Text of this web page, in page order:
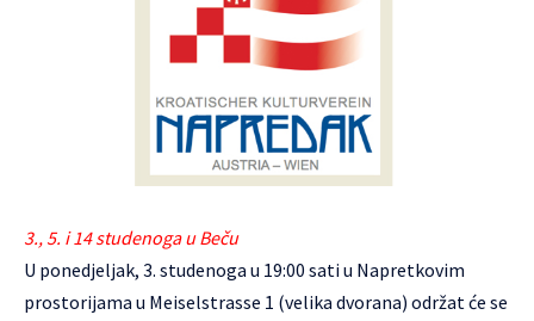
3., 5. i 14 studenoga u Beču
U ponedjeljak, 3. studenoga u 19:00 sati u Napretkovim
prostorijama u Meiselstrasse 1 (velika dvorana) održat će se